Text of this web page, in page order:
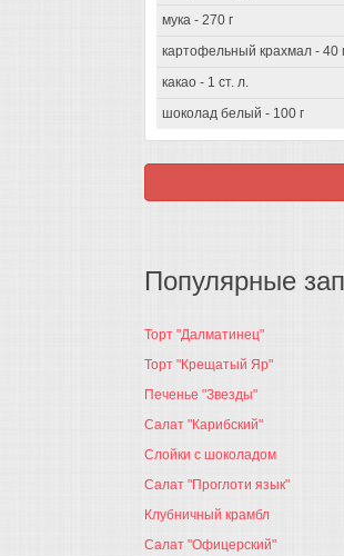
мука - 270 г
картофельный крахмал - 40
какао - 1 ст. л.
шоколад белый - 100 г
Популярные
Торт "Далматинец"
Торт "Крещатый Яр"
Печенье "Звезды"
Салат "Карибский"
Слойки с шоколадом
Салат "Проглоти язык"
Клубничный крамбл
Салат "Офицерский"